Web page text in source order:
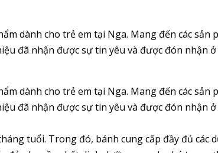
dành cho trẻ em tại Nga. Mang đến các sản
đã nhận được sự tin yêu và được đón nhận
dành cho trẻ em tại Nga. Mang đến các sản
đã nhận được sự tin yêu và được đón nhận
tuổi. Trong đó, bánh cung cấp đầy đủ các